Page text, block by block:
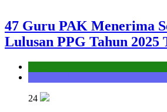
47 Guru PAK Menerima
Lulusan PPG Tahun 2025
24